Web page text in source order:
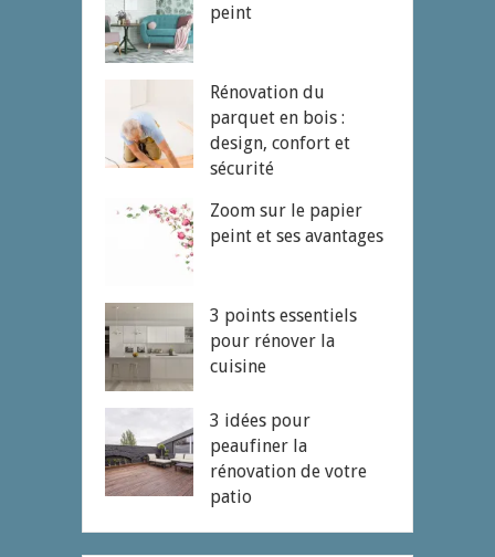
peint
Rénovation du
parquet en bois :
design, confort et
sécurité
Zoom sur le papier
peint et ses avantages
3 points essentiels
pour rénover la
cuisine
3 idées pour
peaufiner la
rénovation de votre
patio